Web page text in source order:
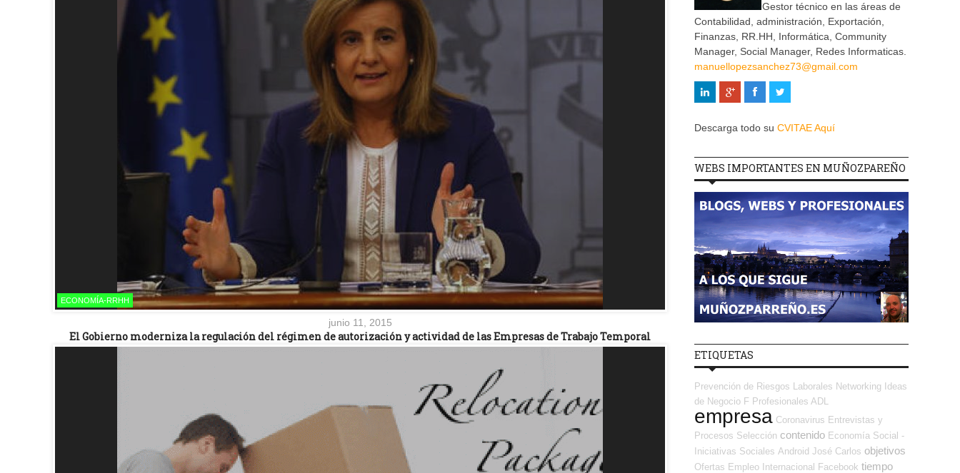
ECONOMÍA-RRHH
junio 11, 2015
El Gobierno moderniza la regulación del régimen de autorización y actividad de las Empresas de Trabajo Temporal
Gestor técnico en las áreas de
Contabilidad, administración, Exportación,
Finanzas, RR.HH, Informática, Community
Manager, Social Manager, Redes Informaticas.
manuellopezsanchez73@gmail.com
Descarga todo su CVITAE Aquí
WEBS IMPORTANTES EN MUÑOZPAREÑO
ETIQUETAS
Prevención de Riesgos Laborales Networking
Ideas
de Negocio F Profesionales ADL
empresa Coronavirus Entrevistas y
Procesos Selección contenido Economía Social -
Iniciativas Sociales Android José Carlos objetivos
Ofertas Empleo Internacional Facebook tiempo